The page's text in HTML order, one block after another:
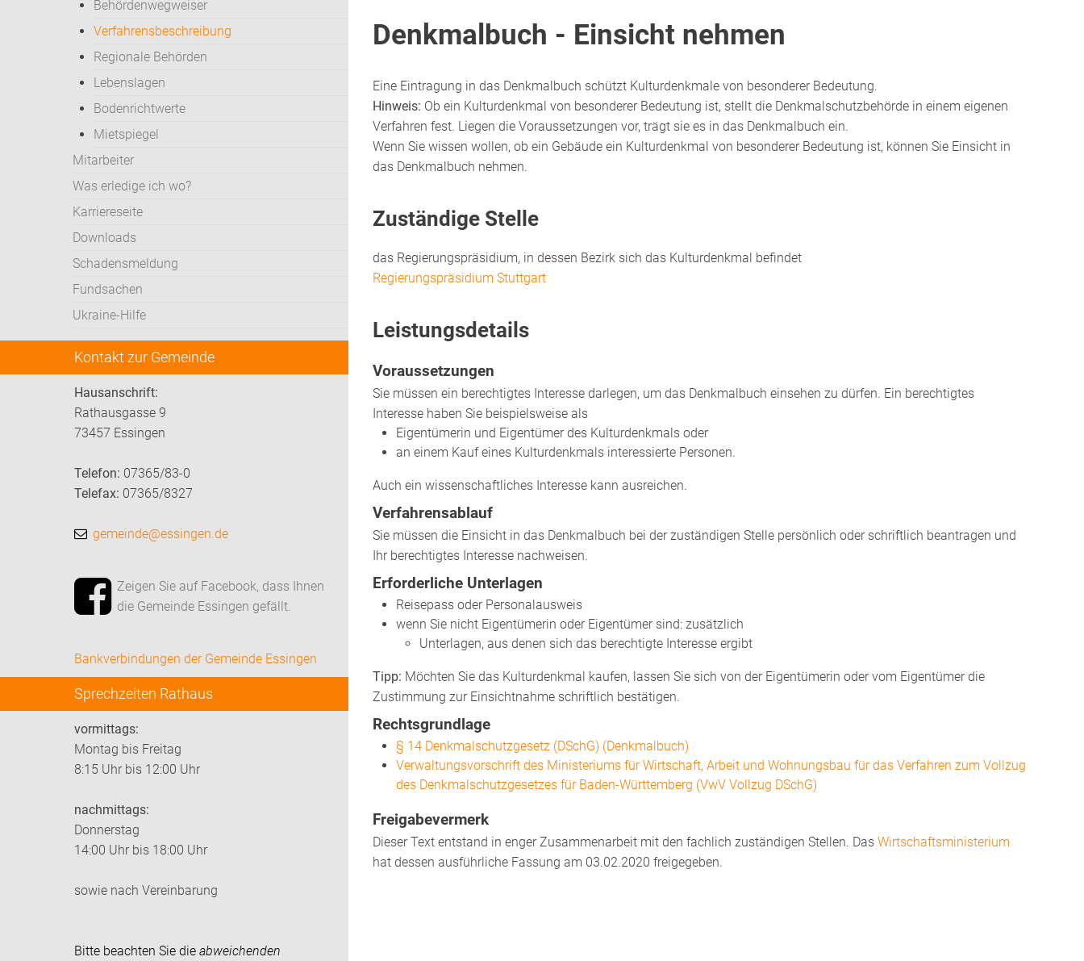
Behördenwegweiser
Verfahrensbeschreibung
Regionale Behörden
Lebenslagen
Bodenrichtwerte
Mietspiegel
Mitarbeiter
Was erledige ich wo?
Karriereseite
Downloads
Schadensmeldung
Fundsachen
Ukraine-Hilfe
Kontakt zur Gemeinde
Hausanschrift:
Rathausgasse 9
73457 Essingen
Telefon: 07365/83-0
Telefax: 07365/8327
gemeinde@essingen.de
Zeigen Sie auf Facebook, dass Ihnen
die Gemeinde Essingen gefällt.
Bankverbindungen der Gemeinde Essingen
Sprechzeiten Rathaus
vormittags:
Montag bis Freitag
8:15 Uhr bis 12:00 Uhr
nachmittags:
Donnerstag
14:00 Uhr bis 18:00 Uhr
sowie nach Vereinbarung
Bitte beachten Sie die abweichenden
Denkmalbuch - Einsicht nehmen
Eine Eintragung in das Denkmalbuch schützt Kulturdenkmale von besonderer Bedeutung.
Hinweis: Ob ein Kulturdenkmal von besonderer Bedeutung ist, stellt die Denkmalschutzbehörde in einem eigenen
Verfahren fest. Liegen die Voraussetzungen vor, trägt sie es in das Denkmalbuch ein.
Wenn Sie wissen wollen, ob ein Gebäude ein Kulturdenkmal von besonderer Bedeutung ist, können Sie Einsicht in
das Denkmalbuch nehmen.
Zuständige Stelle
das Regierungspräsidium, in dessen Bezirk sich das Kulturdenkmal befindet
Regierungspräsidium Stuttgart
Leistungsdetails
Voraussetzungen
Sie müssen ein berechtigtes Interesse darlegen, um das Denkmalbuch einsehen zu dürfen. Ein berechtigtes
Interesse haben Sie beispielsweise als
Eigentümerin und Eigentümer des Kulturdenkmals oder
an einem Kaufeines Kulturdenkmals interessierte Personen.
Auch ein wissenschaftliches Interesse kann ausreichen.
Verfahrensablauf
Sie müssen die Einsicht in das Denkmalbuch bei der zuständigen Stelle persönlich oder schriftlich beantragen und
Ihr berechtigtes Interesse nachweisen.
Erforderliche Unterlagen
Reisepass oder Personalausweis
wenn Sie nicht Eigentümerin oder Eigentümer sind: zusätzlich
Unterlagen, aus denen sich das berechtigte Interesse ergibt
Tipp: Möchten Sie das Kulturdenkmal kaufen, lassen Sie sich von der Eigentümerin oder vom Eigentümer die
Zustimmung zur Einsichtnahme schriftlich bestätigen.
Rechtsgrundlage
§ 14 Denkmalschutzgesetz (DSchG) (Denkmalbuch)
Verwaltungsvorschrift des Ministeriums für Wirtschaft, Arbeit und Wohnungsbau für das Verfahren zum Vollzug
des Denkmalschutzgesetzes für Baden-Württemberg (VwV Vollzug DSchG)
Freigabevermerk
Dieser Text entstand in enger Zusammenarbeit mit den fachlich zuständigen Stellen. Das Wirtschaftsministerium
hat dessen ausführliche Fassung am 03.02.2020 freigegeben.